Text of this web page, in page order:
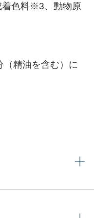
着色料※3、動物原
精油を含む）に